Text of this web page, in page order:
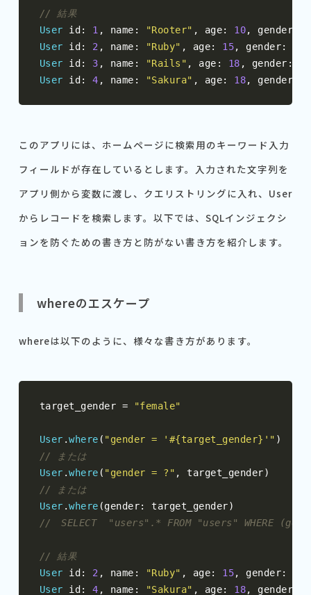
// 結果
User id : 1 , name : "Rooter" , age: 10, gender
User id : 2 , name : "Ruby" , age: 15, gender:
User id : 3 , name : "Rails" , age : 18 , gender :
User id : 4 , name : "Sakura" , age: 18, gender
このアプリには、ホームページに検索用のキーワード入力
フィールドが存在しているとします。入力された文字列を
アプリ側から変数に渡し、クエリストリングに入れ、User
からレコードを検索します。以下では、SQLインジェクシ
ョンを防ぐための書き方と防がない書き方を紹介します。
whereのエスケープ
whereは以下のように、様々な書き方があります。
target_gender = "female"
User .where ( "gender = '#{target_gender}'" )
// または
User .where ( "gender = ?" , target_gender)
// または
User .where (gender: target_gender)
//　SELECT  "users".* FROM "users" WHERE
// 結果
User id : 2 , name : "Ruby" , age: 15, gender:
User id : 4 , name : "Sakura" , age: 18, gender